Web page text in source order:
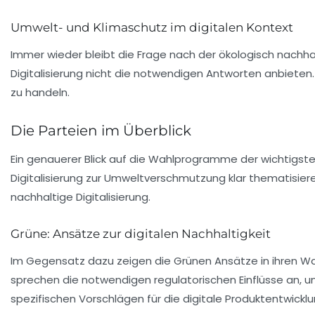
Umwelt- und Klimaschutz im digitalen Kontext
Immer wieder bleibt die Frage nach derökologisch
Digitalisierung nicht die notwendigen Antworten
zu handeln.
Die Parteien im Überblick
Ein genauerer Blick auf die Wahlprogramme der
Digitalisierung zur Umweltverschmutzung klar
nachhaltige Digitalisierung.
Grüne: Ansätze zur digitalen Nachhaltigkeit
Im Gegensatz dazu zeigen die Grünen Ansätze in ihren
sprechen die notwendigen regulatorischen Einflüsse an,
spezifischen Vorschlägen für die digitale